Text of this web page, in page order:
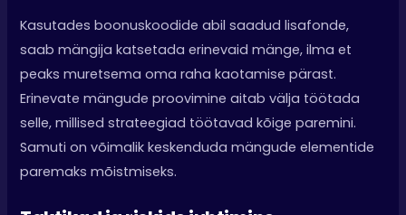
Kasutades boonuskoodide abil saadud lisafonde,
saab mängija katsetada erinevaid mänge, ilma et
peaks muretsema oma raha kaotamise pärast.
Erinevate mängude proovimine aitab välja töötada
selle, millised strateegiad töötavad kõige paremini.
Samuti on võimalik keskenduda mängude elementide
paremaks mõistmiseks.